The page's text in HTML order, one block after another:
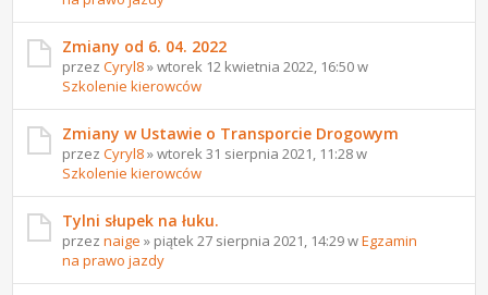
Zmiany od 6. 04. 2022
przezCyryl8» wtorek 12 kwietnia 2022, 16:50 w
Szkolenie kierowców
Zmiany w Ustawie o Transporcie Drogowym
przezCyryl8» wtorek 31 sierpnia 2021, 11:28 w
Szkolenie kierowców
Tylni słupek na łuku.
przeznaige » piątek 27 sierpnia 2021, 14:29 wEgzamin
na prawo jazdy